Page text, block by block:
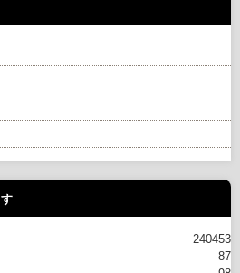
240453
87